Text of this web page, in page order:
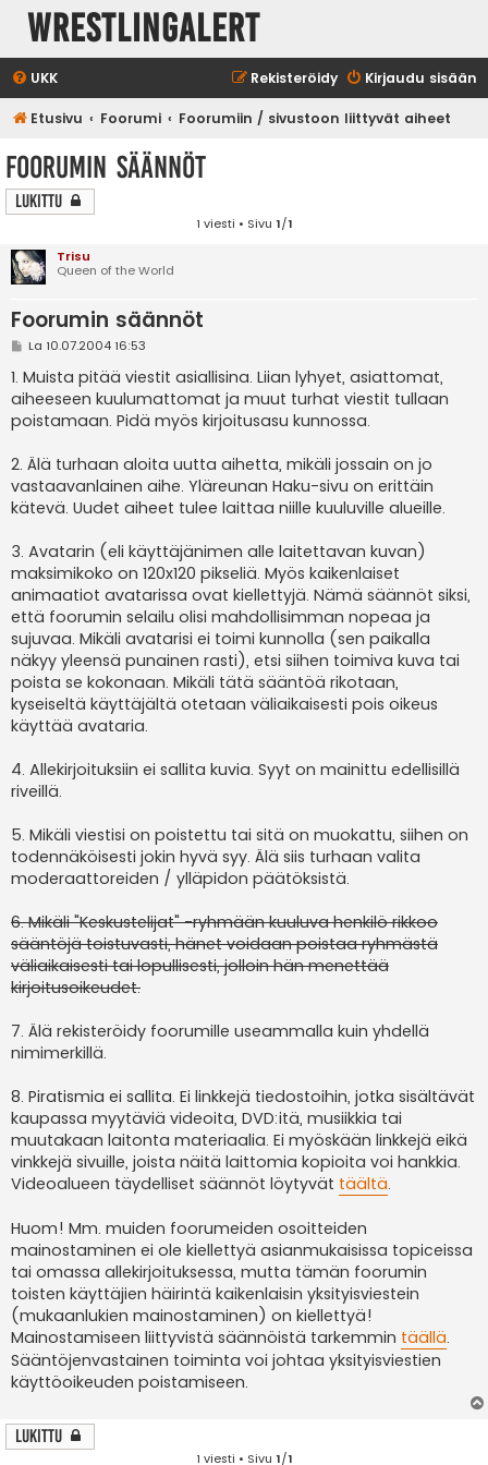
WrestlingAlert
UKK Kirjaudu sisään
Rekisteröidy
Etusivu Foorumi Foorumiin / sivustoon liittyvät aiheet
Foorumin säännöt
Lukittu
1 viesti • Sivu 1/1
Trisu
Queen of the World
Foorumin säännöt
V
e
s
t
i
La 10.07.2004 16:53
1. Muista pitää viestit asiallisina. Liian lyhyet, asiattomat,
aiheeseen kuulumattomat ja muut turhat viestit tullaan
poistamaan. Pidä myös kirjoitusasu kunnossa.
2. Älä turhaan aloita uutta aihetta, mikäli jossain on jo
vastaavanlainen aihe. Yläreunan Haku-sivu on erittäin
kätevä. Uudet aiheet tulee laittaa niille kuuluville alueille.
3. Avatarin (eli käyttäjänimen alle laitettavan kuvan)
maksimikoko on 120x120 pikseliä. Myös kaikenlaiset
animaatiot avatarissa ovat kiellettyjä. Nämä säännöt siksi,
että foorumin selailu olisi mahdollisimman nopeaa ja
sujuvaa. Mikäli avatarisi ei toimi kunnolla (sen paikalla
näkyy yleensä punainen rasti), etsi siihen toimiva kuva tai
poista se kokonaan. Mikäli tätä sääntöä rikotaan,
kyseiseltä käyttäjältä otetaan väliaikaisesti pois oikeus
käyttää avataria.
4. Allekirjoituksiin ei sallita kuvia. Syyt on mainittu edellisillä
riveillä.
5. Mikäli viestisi on poistettu tai sitä on muokattu, siihen on
todennäköisesti jokin hyvä syy. Älä siis turhaan valita
moderaattoreiden / ylläpidon päätöksistä.
6. Mikäli "Keskustelijat" -ryhmään kuuluva henkilö rikkoo
sääntöjä toistuvasti, hänet voidaan poistaa ryhmästä
väliaikaisesti tai lopullisesti, jolloin hän menettää
kirjoitusoikeudet.
7. Älä rekisteröidy foorumille useammalla kuin yhdellä
nimimerkillä.
8. Piratismia ei sallita. Ei linkkejä tiedostoihin, jotka sisältävät
kaupassa myytäviä videoita, DVD:itä, musiikkia tai
muutakaan laitonta materiaalia. Ei myöskään linkkejä eikä
vinkkejä sivuille, joista näitä laittomia kopioita voi hankkia.
Videoalueen täydelliset säännöt löytyvät täältä.
Huom! Mm. muiden foorumeiden osoitteiden
mainostaminen ei ole kiellettyä asianmukaisissa topiceissa
tai omassa allekirjoituksessa, mutta tämän foorumin
toisten käyttäjien häirintä kaikenlaisin yksityisviestein
(mukaanlukien mainostaminen) on kiellettyä!
Mainostamiseen liittyvistä säännöistä tarkemmin täällä.
Sääntöjenvastainen toiminta voi johtaa yksityisviestien
käyttöoikeuden poistamiseen.
Lukittu
1 viesti • Sivu 1/1